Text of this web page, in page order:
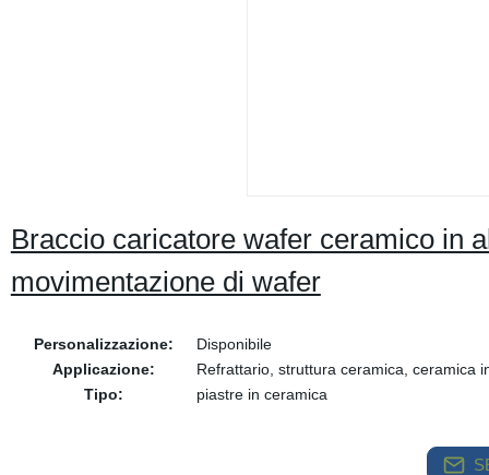
Braccio caricatore wafer ceramico in
movimentazione di wafer
Personalizzazione:
Disponibile
Applicazione:
Refrattario, struttura ceramica, ceramica
Tipo:
piastre in ceramica